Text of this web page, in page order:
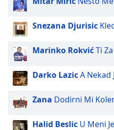
Snezana Djurisic
Marinko RokvićTi
Darko LazicA Nekad
Zana Dodirni Mi
Halid Beslic U Meni